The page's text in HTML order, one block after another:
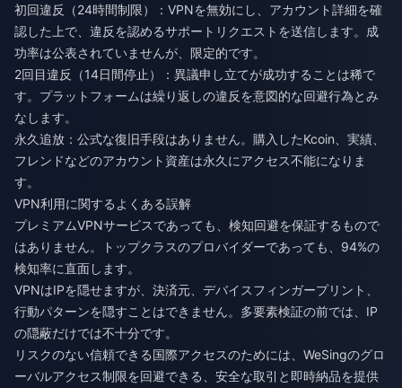
初回違反（24時間制限）：VPNを無効にし、アカウント詳細を確
認した上で、違反を認めるサポートリクエストを送信します。成
功率は公表されていませんが、限定的です。
2回目違反（14日間停止）：異議申し立てが成功することは稀で
す。プラットフォームは繰り返しの違反を意図的な回避行為とみ
なします。
永久追放：公式な復旧手段はありません。購入したKcoin、実績、
フレンドなどのアカウント資産は永久にアクセス不能になりま
す。
VPN利用に関するよくある誤解
プレミアムVPNサービスであっても、検知回避を保証するもので
はありません。トップクラスのプロバイダーであっても、94%の
検知率に直面します。
VPNはIPを隠せますが、決済元、デバイスフィンガープリント、
行動パターンを隠すことはできません。多要素検証の前では、IP
の隠蔽だけでは不十分です。
リスクのない信頼できる国際アクセスのためには、 WeSingのグロ
ーバルアクセス制限を回避できる、安全な取引と即時納品を提供